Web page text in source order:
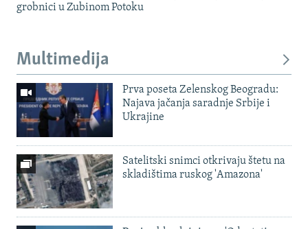
grobnici u Zubinom Potoku
Multimedija
Prva poseta Zelenskog Beogradu:
Najava jačanja saradnje Srbije i
Ukrajine
Satelitski snimci otkrivaju štetu na
skladištima ruskog 'Amazona'